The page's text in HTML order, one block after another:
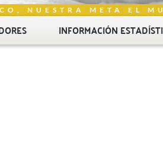
NUESTRA META EL
INFORMACIÓN